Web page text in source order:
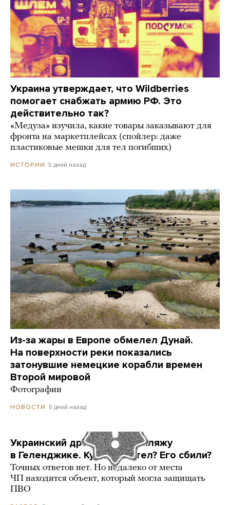
Украина утверждает, что Wildberries
помогает снабжать армию РФ. Это
действительно так?
«Медуза» изучила, какие товары заказывают для
фронта на маркетплейсах (спойлер: даже
пластиковые мешки для тел погибших)
ИСТОРИИ 5 дней назад
Из-за жары в Европе обмелел Дунай.
На поверхности реки показались
затонувшие немецкие корабли времен
Второй мировой
Фотографии
НОВОСТИ 5 дней назад
Украинский дрон попал по пляжу
в Геленджике. Куда он летел? Его сбили?
Точных ответов нет. Но недалеко от места
ЧП находится объект, который могла защищать
ПВО